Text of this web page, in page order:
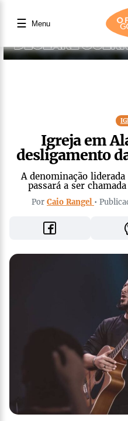
☰ Menu
Igreja em
desligamento
A denominação
passará a ser
Por Caio Rangel •